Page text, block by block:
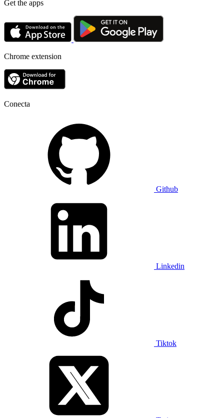
Get the apps
Chrome extension
Conecta
Github
Linkedin
Tiktok